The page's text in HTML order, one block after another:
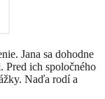
Jana sa dohodne
Pred ich spoločného
Naďa rodí a